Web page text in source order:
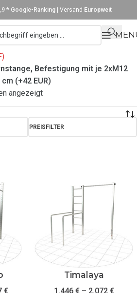
* Google-Ranking | Versand Europweit
Befestigung mit je 2xM12
(+42 EUR)
angezeigt
PREISFILTER
€
Timalaya
1.446 €– 2.072 €